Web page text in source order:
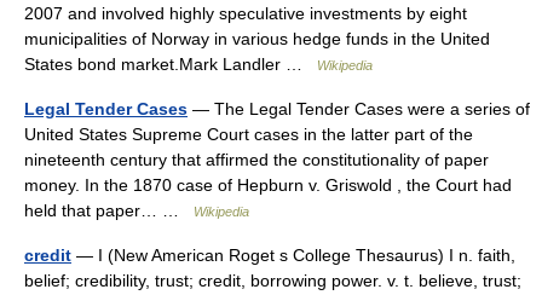
2007 and involved highly speculative investments by eight
municipalities of Norway in various hedge funds in the United
States bond market.Mark Landler …
Wikipedia
Legal Tender Cases — The Legal Tender Cases were a series of
United States Supreme Court cases in the latter part of the
nineteenth century that affirmed the constitutionality of paper
money. In the 1870 case of Hepburn v. Griswold , the Court had
held that paper… …
Wikipedia
credit — I (New American Roget s College Thesaurus) I n. faith,
belief; credibility, trust; credit, borrowing power. v. t. believe, trust;